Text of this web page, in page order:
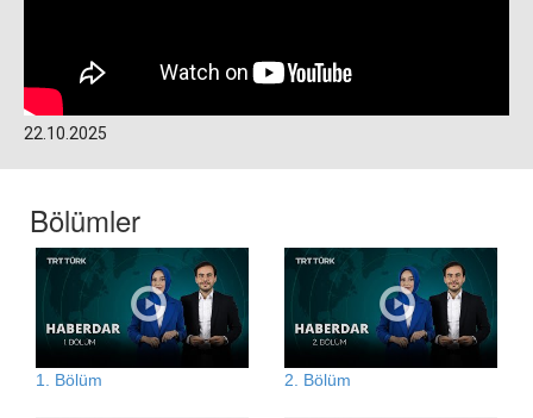
22.10.2025
Bölümler
1. Bölüm 2. Bölüm